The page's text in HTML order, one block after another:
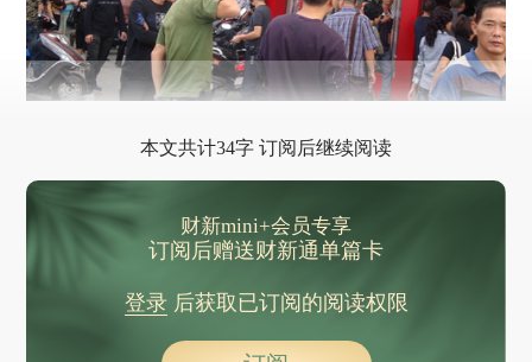
本文共计34字 订阅后继续阅读
财新mini+会员专享
订阅后赠送财新通单篇卡
登录后获取已订阅的阅读权限